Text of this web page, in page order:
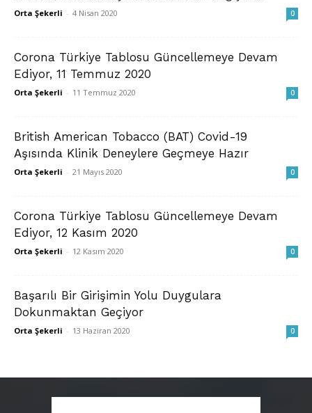
Orta Şekerli - 4 Nisan 2020 0
Corona Türkiye Tablosu Güncellemeye Devam
Ediyor, 11 Temmuz 2020
Orta Şekerli - 11 Temmuz 2020 0
British American Tobacco (BAT) Covid-19
Aşısında Klinik Deneylere Geçmeye Hazır
Orta Şekerli - 21 Mayıs 2020 0
Corona Türkiye Tablosu Güncellemeye Devam
Ediyor, 12 Kasım 2020
Orta Şekerli - 12 Kasım 2020 0
Başarılı Bir Girişimin Yolu Duygulara
Dokunmaktan Geçiyor
Orta Şekerli - 13 Haziran 2020 0